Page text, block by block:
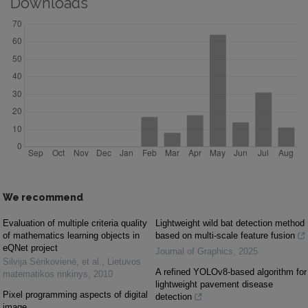
We recommend
Evaluation of multiple criteria quality
of mathematics learning objects in
eQNet project
Silvija Sėrikovienė, et al. , Lietuvos
matematikos rinkinys, 2010
Pixel programming aspects of digital
Lightweight wild bat detection method
based on multi-scale feature fusion
Journal of Graphics, 2025
A refined YOLOv8-based algorithm for
lightweight pavement disease
detection